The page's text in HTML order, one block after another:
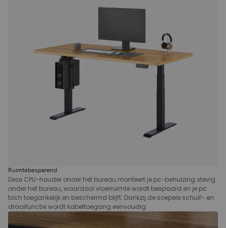
Ruimtebesparend
Deze CPU-houder onder het bureau monteert je pc-behuizing stevig
onder het bureau, waardoor vloerruimte wordt bespaard en je pc
toch toegankelijk en beschermd blijft. Dankzij de soepele schuif- en
draaifunctie wordt kabeltoegang eenvoudig.